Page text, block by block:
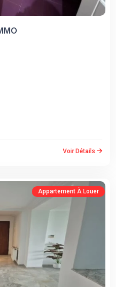
Voir Détails
Appartement À Louer